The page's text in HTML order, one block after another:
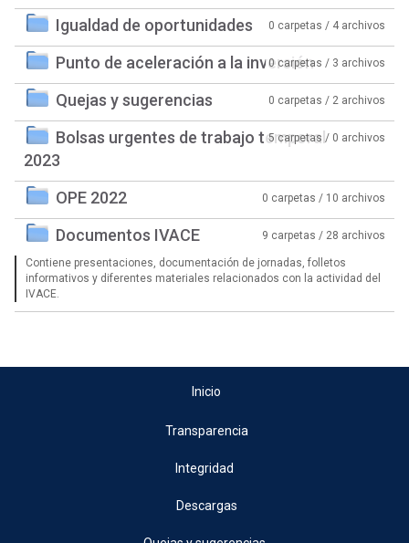
Igualdad de oportunidades 0 carpetas / 4 archivos
Punto de aceleración a la inversión0 carpetas / 3 archivos
Quejas y sugerencias 0 carpetas / 2 archivos
Bolsas urgentes de trabajo temporal
2023
5 carpetas / 0 archivos
OPE 2022 0 carpetas / 10 archivos
Documentos IVACE 9 carpetas / 28 archivos
Contiene presentaciones, documentación de jornadas, folletos
informativos y diferentes materiales relacionados con la actividad del
IVACE.
Inicio
Transparencia
Integridad
Descargas